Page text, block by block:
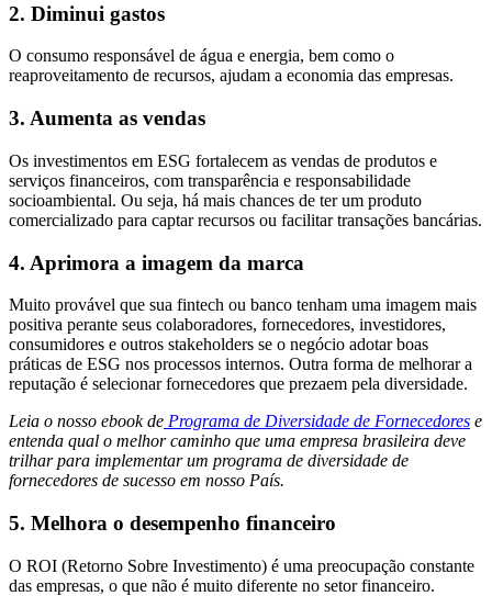
2. Diminui gastos
O consumo responsável de água e energia, bem como o
reaproveitamento de recursos, ajudam a economia das empresas.
3. Aumenta as vendas
Os investimentos em ESG fortalecem as vendas de produtos e
serviços financeiros, com transparência e responsabilidade
socioambiental. Ou seja, há mais chances de ter um produto
comercializado para captar recursos ou facilitar transações bancárias.
4. Aprimora a imagem da marca
Muito provável que sua fintech ou banco tenham uma imagem mais
positiva perante seus colaboradores, fornecedores, investidores,
consumidores e outros stakeholders se o negócio adotar boas
práticas de ESG nos processos internos. Outra forma de melhorar a
reputação é selecionar fornecedores que prezaem pela diversidade.
Leia o nosso ebook de Programa de Diversidade de Fornecedores e
entenda qual o melhor caminho que uma empresa brasileira deve
trilhar para implementar um programa de diversidade de
fornecedores de sucesso em nosso País.
5. Melhora o desempenho financeiro
O ROI (Retorno Sobre Investimento) é uma preocupação constante
das empresas, o que não é muito diferente no setor financeiro.